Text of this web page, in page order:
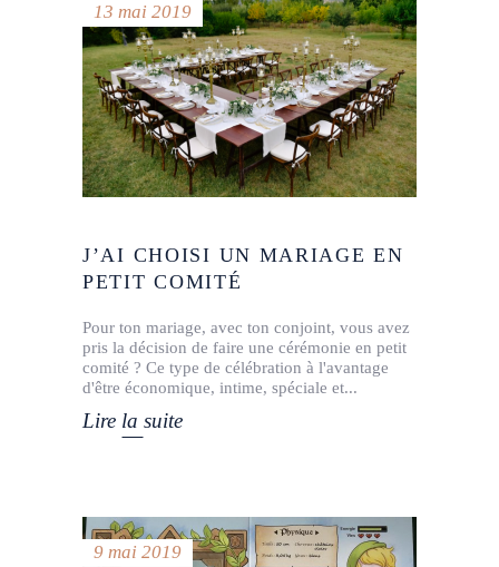
13 mai 2019
J’AI CHOISI UN MARIAGE EN
PETIT COMITÉ
Pour ton mariage, avec ton conjoint, vous avez
pris la décision de faire une cérémonie en petit
comité ? Ce type de célébration à l'avantage
d'être économique, intime, spéciale et
Lire la suite
9 mai 2019